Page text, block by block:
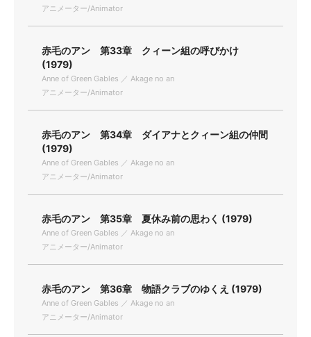
アニメーター/Animator
赤毛のアン 第33章 クィーン組の呼びかけ
(1979)
Anne of Green Gables ／ Akage no an
アニメーター/Animator
赤毛のアン 第34章 ダイアナとクィーン組の仲間
(1979)
Anne of Green Gables ／ Akage no an
アニメーター/Animator
赤毛のアン 第35章 夏休み前の思わく (1979)
Anne of Green Gables ／ Akage no an
アニメーター/Animator
赤毛のアン 第36章 物語クラブのゆくえ (1979)
Anne of Green Gables ／ Akage no an
アニメーター/Animator